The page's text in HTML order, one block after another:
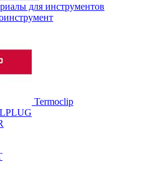
для инструментов
Termoclip